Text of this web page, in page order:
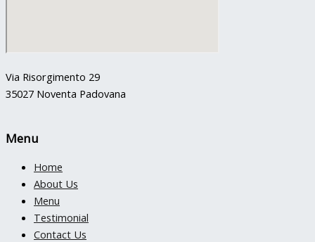
Via Risorgimento 29
35027 Noventa Padovana
Menu
Home
About Us
Menu
Testimonial
Contact Us